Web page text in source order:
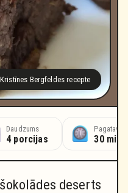
Kristīnes Bergfeldes recepte
Daudzums
4 porcijas 30
deserts